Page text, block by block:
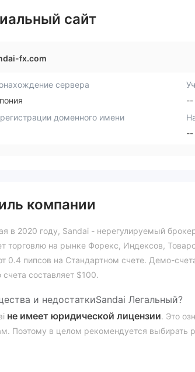
сайт
fx.com
сервера
--
доменного имени
--
компании
в 2020 году, Sandai - нерегулируемый
торговлю на рынке Форекс, Индексов,
0.4 пипсов на Стандартном счете. Демо-
счета составляет $100.
и недостаткиSandai Легальный?
не имеет юридической лицензии. Это
Поэтому в целом рекомендуется выбирать